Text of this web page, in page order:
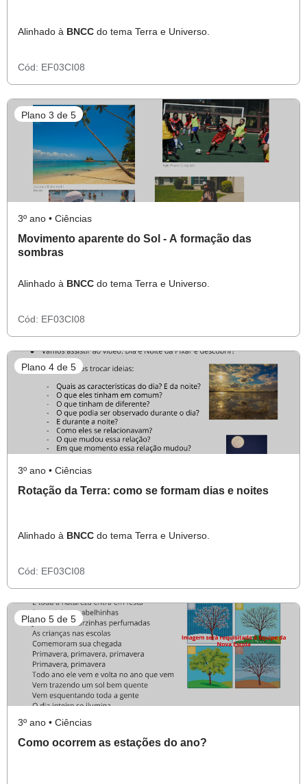
Alinhado à BNCC do tema Terra e Universo.
Cód: EF03CI08
Plano 3 de 5
3º ano • Ciências
Movimento aparente do Sol - A formação das
sombras
Alinhado à BNCC do tema Terra e Universo.
Cód: EF03CI08
Plano 4 de 5
3º ano • Ciências
Rotação da Terra: como se formam dias e noites
Alinhado à BNCC do tema Terra e Universo.
Cód: EF03CI08
Plano 5 de 5
3º ano • Ciências
Como ocorrem as estações do ano?